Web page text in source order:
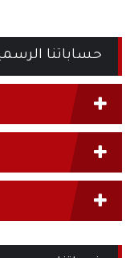
حساباتنا